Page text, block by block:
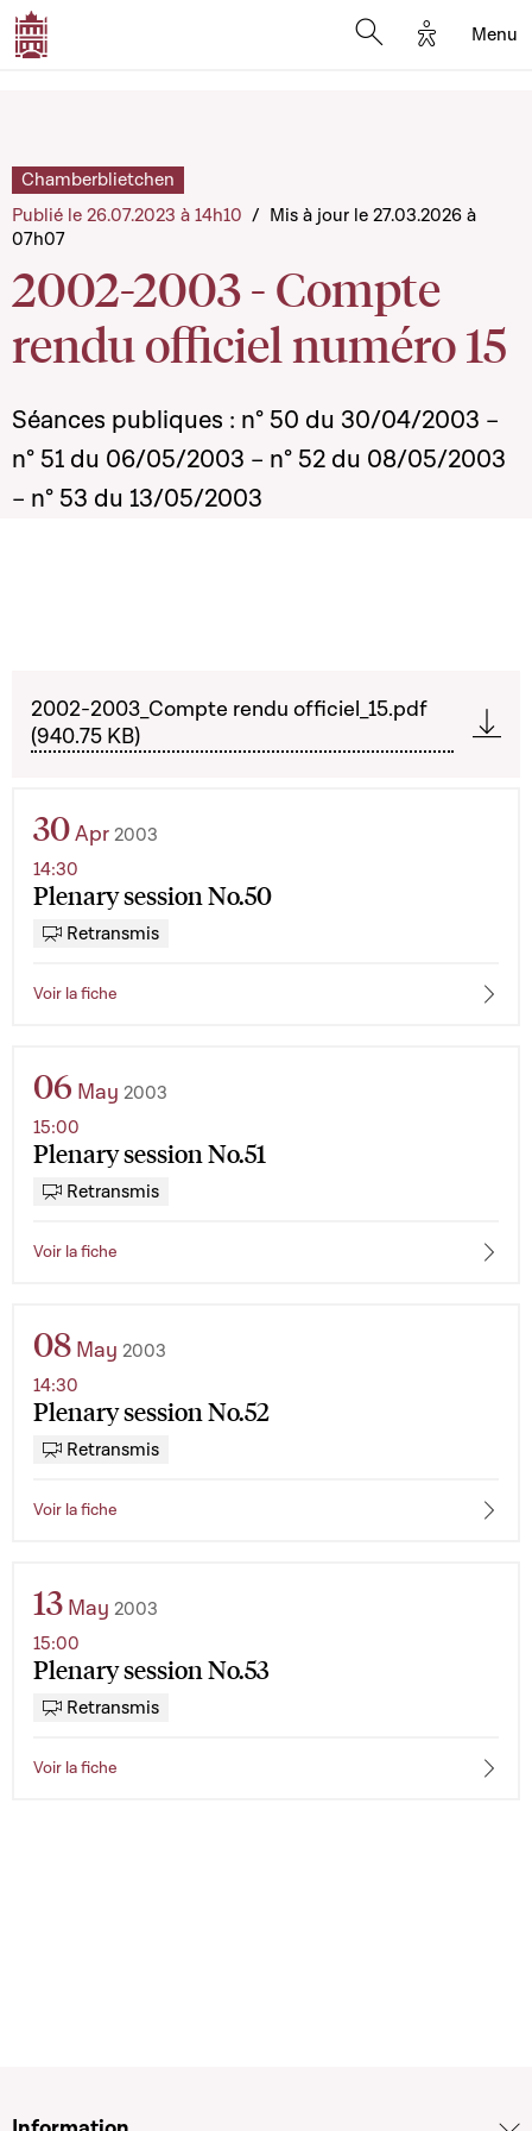
Options
Menu
2002-2003 - Compte
rendu officiel numéro 15
Chamberblietchen
Publié le 26.07.2023 à 14h10 / Mis à jour le 27.03.2026 à
07h07
Séances publiques : n° 50 du 30/04/2003 –
n° 51 du 06/05/2003 – n° 52 du 08/05/2003
– n° 53 du 13/05/2003
2002-2003_Compte rendu officiel_15.pdf
(940.75 KB)
30Apr 2003
Plenary session No.50
14:30
Retransmis
Voir la fiche
06 May 2003
Plenary session No.51
15:00
Retransmis
Voir la fiche
08 May 2003
Plenary session No.52
14:30
Retransmis
Voir la fiche
13 May 2003
Plenary session No.53
15:00
Retransmis
Voir la fiche